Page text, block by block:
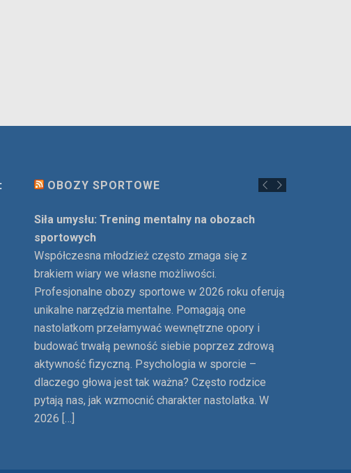
OBOZY SPORTOWE
Siła umysłu: Trening mentalny na obozach
sportowych
Współczesna młodzież często zmaga się z
brakiem wiary we własne możliwości.
Profesjonalne obozy sportowe w 2026 roku oferują
unikalne narzędzia mentalne. Pomagają one
nastolatkom przełamywać wewnętrzne opory i
budować trwałą pewność siebie poprzez zdrową
aktywność fizyczną. Psychologia w sporcie –
dlaczego głowa jest tak ważna? Często rodzice
pytają nas, jak wzmocnić charakter nastolatka. W
2026 […]